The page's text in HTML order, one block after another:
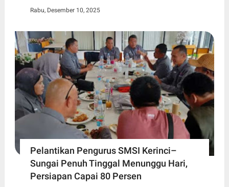
Rabu, Desember 10, 2025
Pelantikan Pengurus SMSI Kerinci–
Sungai Penuh Tinggal Menunggu Hari,
Persiapan Capai 80 Persen